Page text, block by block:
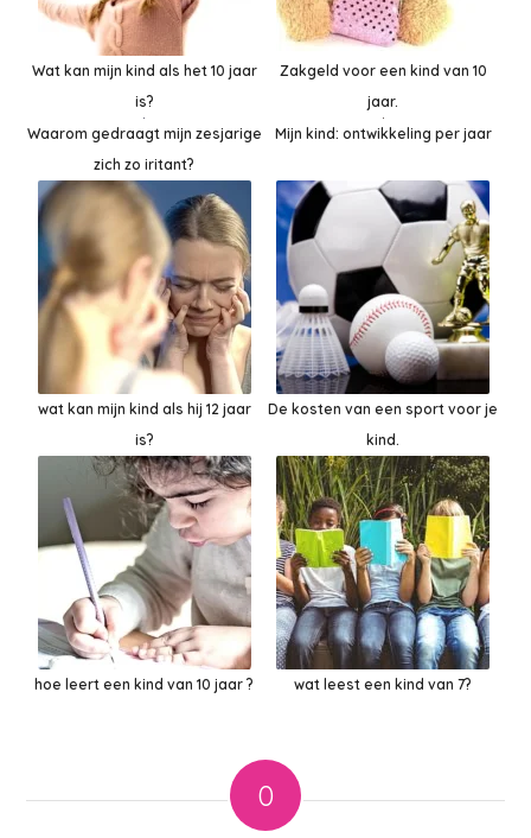
Wat kan mijn kind als het 10 jaar
is?
Zakgeld voor een kind van 10
jaar.
Waarom gedraagt mijn zesjarige
zich zo iritant?
Mijn kind: ontwikkeling per jaar
wat kan mijn kind als hij 12 jaar
is?
De kosten van een sport voor je
kind.
hoe leert een kind van 10 jaar ? wat leest een kind van 7?
0